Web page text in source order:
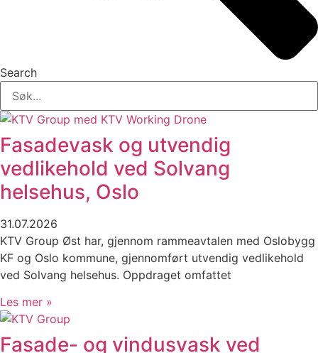
Search
Fasadevask og utvendig
vedlikehold ved Solvang
helsehus, Oslo
31.07.2026
KTV Group Øst har, gjennom rammeavtalen med Oslobygg
KF og Oslo kommune, gjennomført utvendig vedlikehold
ved Solvang helsehus. Oppdraget omfattet
Les mer »
Fasade- og vindusvask ved